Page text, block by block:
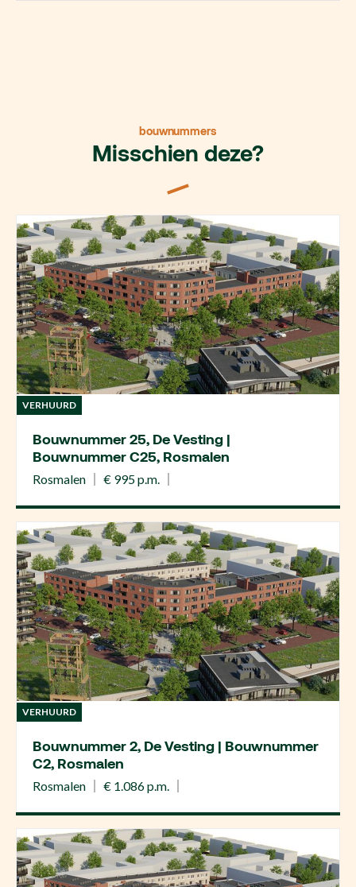
bouwnummers
Misschien deze?
VERHUURD
Bouwnummer 25, De Vesting |
Bouwnummer C25, Rosmalen
Rosmalen € 995 p.m.
VERHUURD
Bouwnummer 2, De Vesting | Bouwnummer
C2, Rosmalen
Rosmalen € 1.086 p.m.